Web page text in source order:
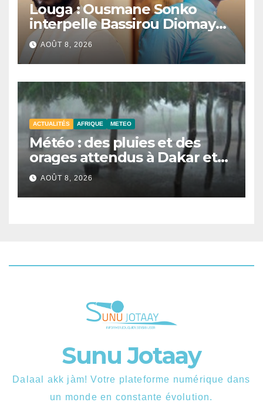
Louga : Ousmane Sonko
interpelle Bassirou Diomaye
Faye sur la date des élections
locales
AOÛT 8, 2026
ACTUALITÉS AFRIQUE METEO
Météo : des pluies et des
orages attendus à Dakar et
dans plusieurs localités ce
samedi
AOÛT 8, 2026
Sunu Jotaay
Dalaal akk jàm! Votre plateforme numérique dans
un monde en constante évolution.